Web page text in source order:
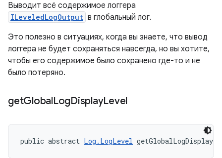
Выводит всё содержимое логгера
ILeveledLogOutput в глобальный лог.
Это полезно в ситуациях, когда вы знаете, что вывод
логгера не будет сохраняться навсегда, но вы хотите,
чтобы его содержимое было сохранено где-то и не
было потеряно.
getGlobalLogDisplayLevel
public abstract Log.LogLevel